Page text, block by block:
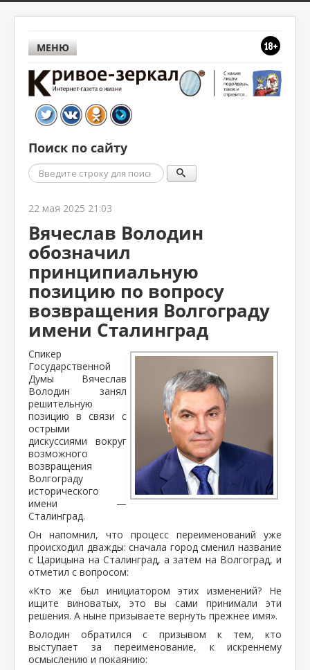
МЕНЮ
Поиск по сайту
Поиск
22 мая 2025 21:03
Вячеслав Володин
обозначил
принципиальную
позицию по вопросу
возвращения Волгограду
имени Сталинград
Спикер
Государственной
Думы Вячеслав
Володин занял
решительную
позицию в связи с
острыми
дискуссиями вокруг
возможного
возвращения
Волгограду
исторического
имени —
Сталинград.
Он напомнил, что процесс переименований уже
происходил дважды: сначала город сменил название
с Царицына на Сталинград, а затем на Волгоград, и
отметил с вопросом:
«Кто же был инициатором этих изменений? Не
ищите виноватых, это вы сами принимали эти
решения. А ныне призываете вернуть прежнее имя».
Володин обратился с призывом к тем, кто
выступает за переименование, к искреннему
осмыслению и покаянию: